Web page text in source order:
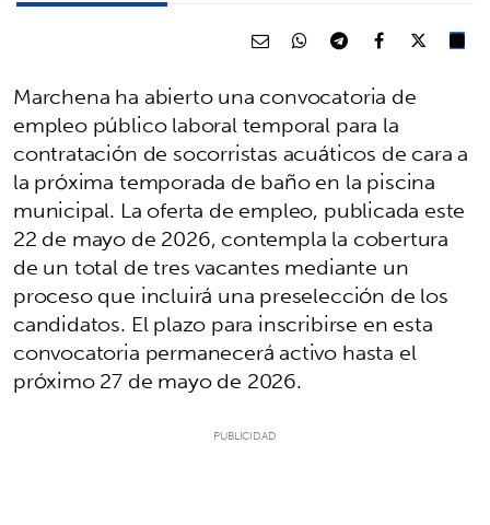
Marchena ha abierto una convocatoria de
empleo público laboral temporal para la
contratación de socorristas acuáticos de cara a
la próxima temporada de baño en la piscina
municipal. La oferta de empleo, publicada este
22 de mayo de 2026, contempla la cobertura
de un total de tres vacantes mediante un
proceso que incluirá una preselección de los
candidatos. El plazo para inscribirse en esta
convocatoria permanecerá activo hasta el
próximo 27 de mayo de 2026.